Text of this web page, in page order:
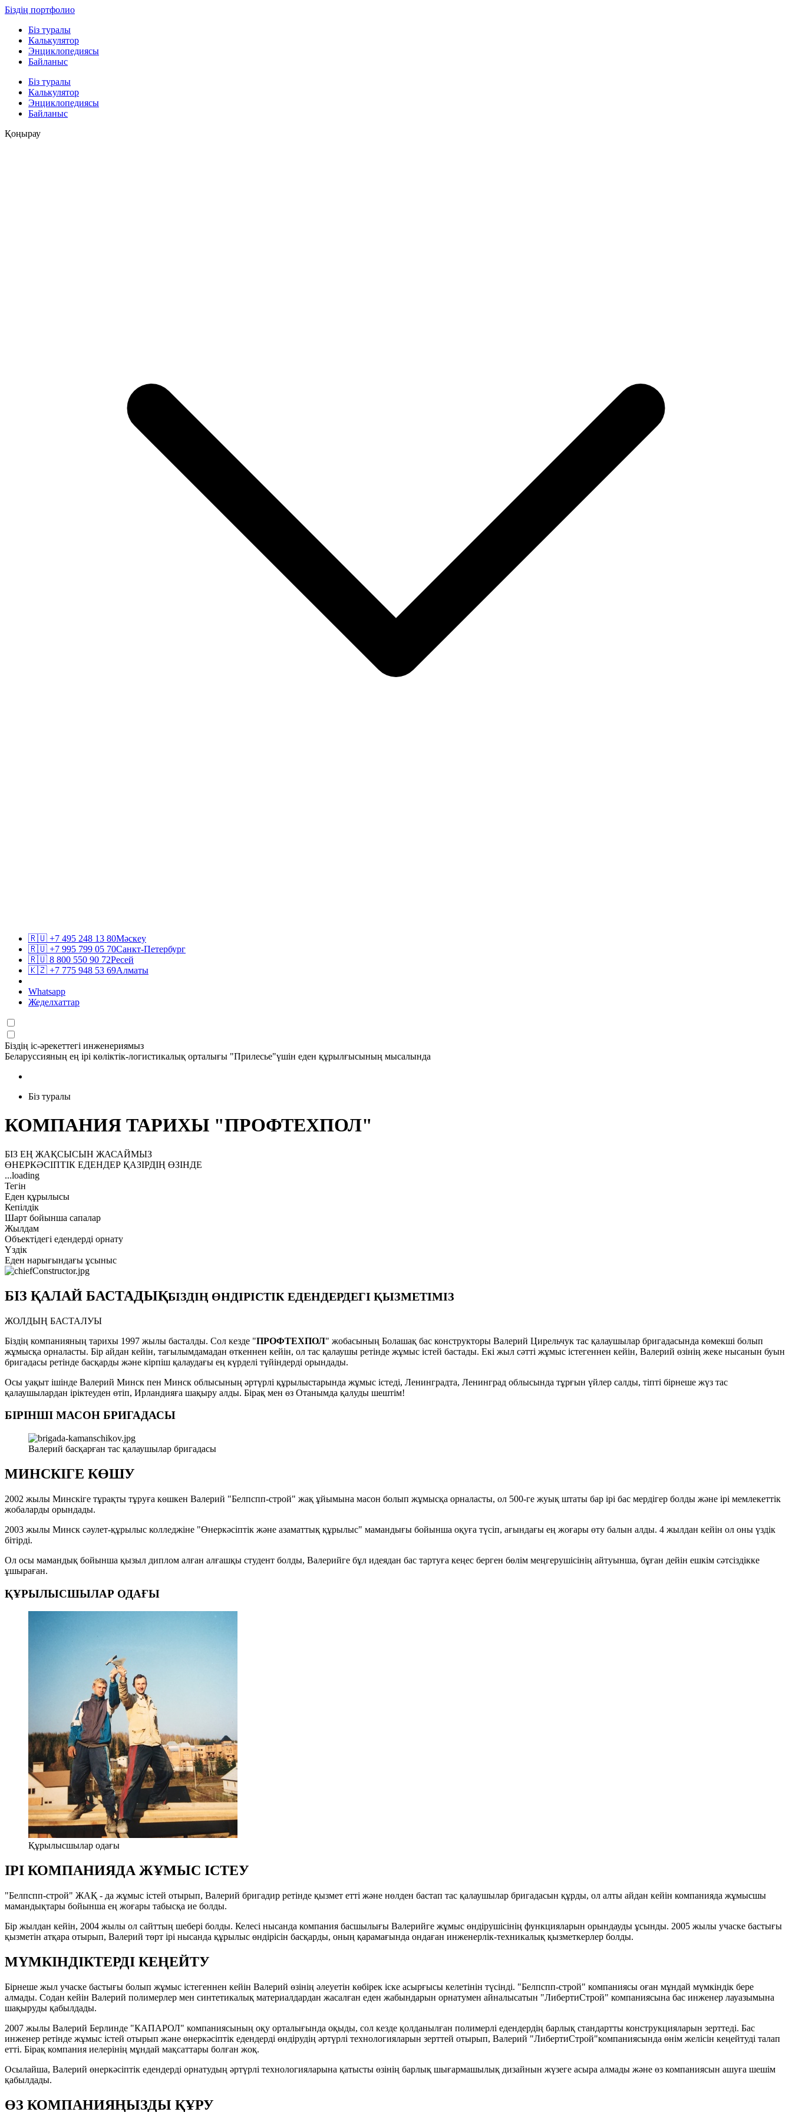
Біздің портфолио
Біз туралы
Калькулятор
Энциклопедиясы
Байланыс
Біз туралы
Калькулятор
Энциклопедиясы
Байланыс
Қоңырау
🇷🇺 +7 495 248 13 80Мәскеу
🇷🇺 +7 995 799 05 70Санкт-Петербург
🇷🇺 8 800 550 90 72Ресей
🇰🇿 +7 775 948 53 69Алматы
Whatsapp
Жеделхаттар
Біздің іс-әрекеттегі инженериямыз
Беларуссияның ең ірі көліктік-логистикалық орталығы "Прилесье"үшін еден құрылғысының мысалында
Біз туралы
КОМПАНИЯ ТАРИХЫ "ПРОФТЕХПОЛ"
БІЗ ЕҢ ЖАҚСЫСЫН ЖАСАЙМЫЗ
ӨНЕРКӘСІПТІК ЕДЕНДЕР ҚАЗІРДІҢ ӨЗІНДЕ
...loading
Тегін
Еден құрылысы
Кепілдік
Шарт бойынша сапалар
Жылдам
Объектідегі едендерді орнату
Үздік
Еден нарығындағы ұсыныс
БІЗ ҚАЛАЙ БАСТАДЫҚБІЗДІҢ ӨНДІРІСТІК ЕДЕНДЕРДЕГІ ҚЫЗМЕТІМІЗ
ЖОЛДЫҢ БАСТАЛУЫ
Біздің компанияның тарихы 1997 жылы басталды. Сол кезде "ПРОФТЕХПОЛ" жобасының Болашақ бас конструкторы Валерий Цирельчук тас қалаушылар бригадасында көмекші болып
жұмысқа орналасты. Бір айдан кейін, тағылымдамадан өткеннен кейін, ол тас қалаушы ретінде жұмыс істей бастады. Екі жыл сәтті жұмыс істегеннен кейін, Валерий өзінің жеке нысанын буын
бригадасы ретінде басқарды және кірпіш қалаудағы ең күрделі түйіндерді орындады.
Осы уақыт ішінде Валерий Минск пен Минск облысының әртүрлі құрылыстарында жұмыс істеді, Ленинградта, Ленинград облысында тұрғын үйлер салды, тіпті бірнеше жүз тас
қалаушылардан іріктеуден өтіп, Ирландияға шақыру алды. Бірақ мен өз Отанымда қалуды шештім!
БІРІНШІ МАСОН БРИГАДАСЫ
Валерий басқарған тас қалаушылар бригадасы
МИНСКІГЕ КӨШУ
2002 жылы Минскіге тұрақты тұруға көшкен Валерий "Белпспп-строй" жақ ұйымына масон болып жұмысқа орналасты, ол 500-ге жуық штаты бар ірі бас мердігер болды және ірі мемлекеттік
жобаларды орындады.
2003 жылы Минск сәулет-құрылыс колледжіне "Өнеркәсіптік және азаматтық құрылыс" мамандығы бойынша оқуға түсіп, ағындағы ең жоғары өту балын алды. 4 жылдан кейін ол оны үздік
бітірді.
Ол осы мамандық бойынша қызыл диплом алған алғашқы студент болды, Валерийге бұл идеядан бас тартуға кеңес берген бөлім меңгерушісінің айтуынша, бұған дейін ешкім сәтсіздікке
ұшыраған.
ҚҰРЫЛЫСШЫЛАР ОДАҒЫ
Құрылысшылар одағы
ІРІ КОМПАНИЯДА ЖҰМЫС ІСТЕУ
"Белпспп-строй" ЖАҚ - да жұмыс істей отырып, Валерий бригадир ретінде қызмет етті және нөлден бастап тас қалаушылар бригадасын құрды, ол алты айдан кейін компанияда жұмысшы
мамандықтары бойынша ең жоғары табысқа ие болды.
Бір жылдан кейін, 2004 жылы ол сайттың шебері болды. Келесі нысанда компания басшылығы Валерийге жұмыс өндірушісінің функцияларын орындауды ұсынды. 2005 жылы учаске бастығы
қызметін атқара отырып, Валерий төрт ірі нысанда құрылыс өндірісін басқарды, оның қарамағында ондаған инженерлік-техникалық қызметкерлер болды.
МҮМКІНДІКТЕРДІ КЕҢЕЙТУ
Бірнеше жыл учаске бастығы болып жұмыс істегеннен кейін Валерий өзінің әлеуетін көбірек іске асырғысы келетінін түсінді. "Белпспп-строй" компаниясы оған мұндай мүмкіндік бере
алмады. Содан кейін Валерий полимерлер мен синтетикалық материалдардан жасалған еден жабындарын орнатумен айналысатын "ЛибертиСтрой" компаниясына бас инженер лауазымына
шақыруды қабылдады.
2007 жылы Валерий Берлинде "КАПАРОЛ" компаниясының оқу орталығында оқыды, сол кезде қолданылған полимерлі едендердің барлық стандартты конструкцияларын зерттеді. Бас
инженер ретінде жұмыс істей отырып және өнеркәсіптік едендерді өндірудің әртүрлі технологияларын зерттей отырып, Валерий "ЛибертиСтрой"компаниясында өнім желісін кеңейтуді талап
етті. Бірақ компания иелерінің мұндай мақсаттары болған жоқ.
Осылайша, Валерий өнеркәсіптік едендерді орнатудың әртүрлі технологияларына қатысты өзінің барлық шығармашылық дизайнын жүзеге асыра алмады және өз компаниясын ашуға шешім
қабылдады.
ӨЗ КОМПАНИЯҢЫЗДЫ ҚҰРУ